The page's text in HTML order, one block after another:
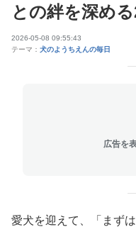
との絆を深め
2026-05-08 09:55:43
テーマ： 犬のようちえんの毎日
広告を
愛犬を迎えて、「まず